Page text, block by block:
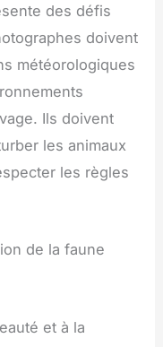
des défis
doivent
météorologiques
Ils doivent
les animaux
les règles
de la faune
et à la